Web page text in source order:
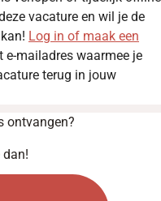
vacature en wil je de
Log in of maak een
mailadres waarmee je
terug in jouw
ontvangen?
dan!